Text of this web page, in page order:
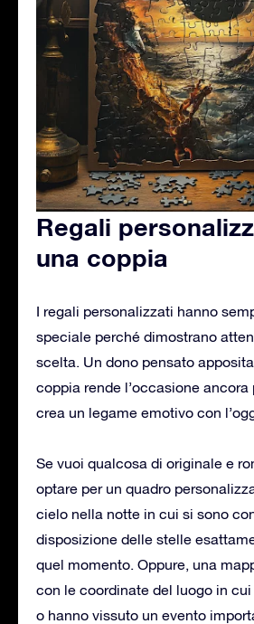
Regali
una coppia
I regali personalizzati hanno
speciale perché dimostrano
scelta. Un dono pensato
coppia rende l’occasione
crea un legame emotivo con
Se vuoi qualcosa di originale e
optare per un quadro
cielo nella notte in cui si sono
disposizione delle stelle
quel momento. Oppure, una
con le coordinate del luogo in
o hanno vissuto un evento